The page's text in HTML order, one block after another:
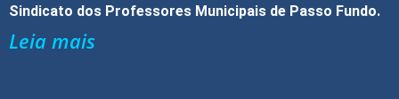
Sindicato dos Professores Municipais de Passo Fundo.
Leia mais